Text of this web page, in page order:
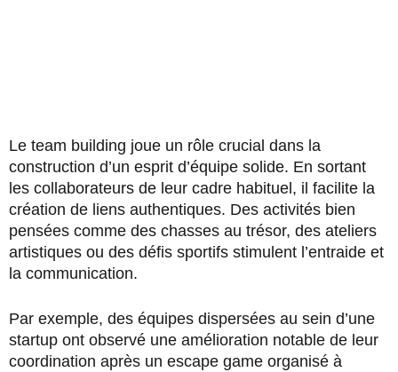
Le team building joue un rôle crucial dans la
construction d’un esprit d’équipe solide. En sortant
les collaborateurs de leur cadre habituel, il facilite la
création de liens authentiques. Des activités bien
pensées comme des chasses au trésor, des ateliers
artistiques ou des défis sportifs stimulent l’entraide et
la communication.
Par exemple, des équipes dispersées au sein d’une
startup ont observé une amélioration notable de leur
coordination après un escape game organisé à